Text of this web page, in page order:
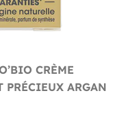
CRÈME
ARGAN